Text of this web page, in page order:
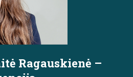
Ragauskienė –